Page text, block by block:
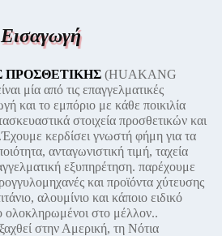
Εισαγωγή
ΠΡΟΣΘΕΤΙΚΗΣ (HUAKANG
μία από τις επαγγελματικές
και το εμπόριο με κάθε ποικιλία
στοιχεία προσθετικών και
κερδίσει γνωστή φήμη για τα
ανταγωνιστική τιμή, ταχεία
εξυπηρέτηση. παρέχουμε
και προϊόντα χύτευσης
αλουμίνιο και κάποιο ειδικό
ολοκληρωμένοι στο μέλλον..
στην Αμερική, τη Νότια